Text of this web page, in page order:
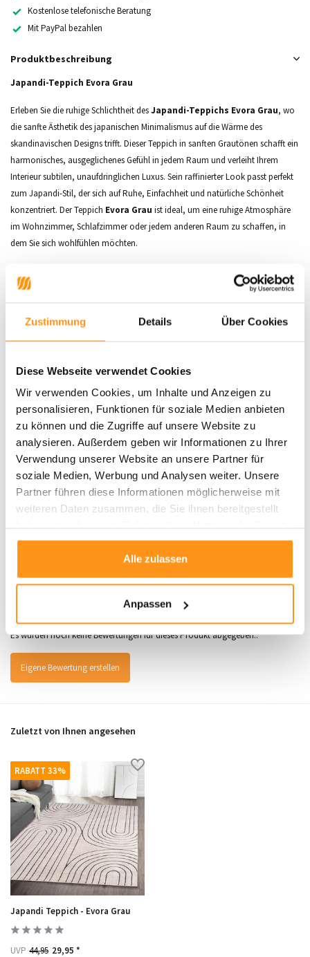
Zustimmung Details Über Cookies
Diese Webseite verwendet Cookies
Wir verwenden Cookies, um Inhalte und Anzeigen zu
personalisieren, Funktionen für soziale Medien anbieten
zu können und die Zugriffe auf unsere Website zu
analysieren. Außerdem geben wir Informationen zu Ihrer
Verwendung unserer Website an unsere Partner für
soziale Medien, Werbung und Analysen weiter. Unsere
Partner führen diese Informationen möglicherweise mit
weiteren Daten zusammen, die Sie ihnen bereitgestellt
gesammelt haben.
Alle zulassen
Anpassen
Nicht auf Lager
Kostenlose telefonische Beratung
Mit PayPal bezahlen
Produktbeschreibung
Japandi-Teppich Evora Grau
Erleben Sie die ruhige Schlichtheit desJapandi-Teppichs Evora Grau, wo
die sanfte Ästhetik des japanischen Minimalismus auf die Wärme des
skandinavischen Designs trifft. Dieser Teppich in sanften Grautönen schafft ein
harmonisches, ausgeglichenes Gefühl in jedem Raum und verleiht Ihrem
Interieur subtilen, unaufdringlichen Luxus. Sein raffinierter Look passt perfekt
zum Japandi-Stil, der sich auf Ruhe, Einfachheit und natürliche Schönheit
konzentriert. Der Teppich Evora Grau ist ideal, um eine ruhige Atmosphäre
im Wohnzimmer, Schlafzimmer oder jedem anderen Raum zu schaffen, in
dem Sie sich wohlfühlen möchten.
240x340 cm
Evora-Kollektion
bietet eine breite Palette an Teppichen mit
verschiedenen Mustern und Farben, die modern und zeitgemäß sind. Diese
hergestellt und erfüllen die
OEKO-TEX® -Standards für Sicherheit und
Materialien und einzigartigen Designs, die Ihr Interieur bereichern, ohne dabei
Kompromisse bei der Erschwinglichkeit einzugehen.
9502369781558
Bewertungen
Durchschnitt aus 0 Bewertungen
Es wurden noch keine Bewertungen für dieses Produkt abgegeben..
Eigene Bewertung erstellen
Zuletzt von Ihnen angesehen
RABATT 33%
Japandi Teppich - Evora Grau
UVP 44,95 29,95 *